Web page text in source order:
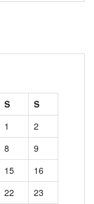
S
S
1
2
8
9
15
16
22
23